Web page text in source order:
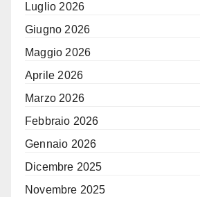
Luglio 2026
Giugno 2026
Maggio 2026
Aprile 2026
Marzo 2026
Febbraio 2026
Gennaio 2026
Dicembre 2025
Novembre 2025